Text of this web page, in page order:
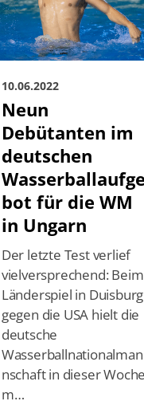
10.06.2022
Neun
Debütanten im
deutschen
Wasserballaufge
bot für die WM
in Ungarn
Der letzte Test verlief
vielversprechend: Beim
Länderspiel in Duisburg
gegen die USA hielt die
deutsche
Wasserballnationalman
nschaft in dieser Woche
m…